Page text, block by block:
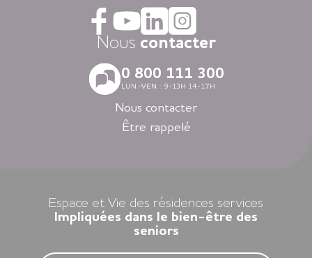
coordination médicale inclues. Faites le choix du confort
avec la restauration, la blanchisserie, l’espace coiffure-beauté
ou l’espace forme et détente à votre disposition dans vos
espaces communs.
Avec nos logements modernes et spécialement adaptés aux
personnes âgées vous vivez en toute autonomie dans des
villes agréables et des environnements soigneusement
sélectionnés en Nouvelle-Aquitaine, en Auvergne-Rhône-
Alpes, en Ile-de-France, en Bretagne et dans les Pays de la
Nous contacter
0 800 111 300
LUN.-VEN. : 9-13H 14-17H
Nous contacter
Être rappelé
Espace et Vie des résidences services
Impliquées dans le bien-être des
seniors